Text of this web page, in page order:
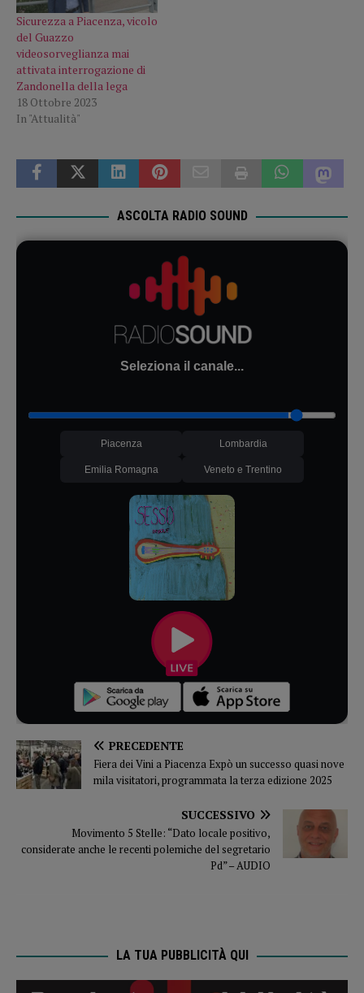
Sicurezza a Piacenza, vicolo
del Guazzo
videosorveglianza mai
attivata interrogazione di
Zandonella della lega
18 Ottobre 2023
In "Attualità"
ASCOLTA RADIO SOUND
Seleziona il canale...
Piacenza Lombardia
Emilia Romagna Veneto e Trentino
PRECEDENTE
Fiera dei Vini a Piacenza Expò un successo quasi nove
mila visitatori, programmata la terza edizione 2025
SUCCESSIVO
Movimento 5 Stelle: “Dato locale positivo,
considerate anche le recenti polemiche del segretario
Pd” – AUDIO
LA TUA PUBBLICITÀ QUI